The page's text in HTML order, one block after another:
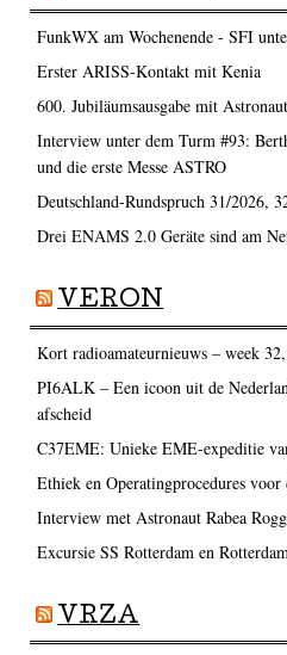
FunkWX am Wochenende - SFI
Erster ARISS-Kontakt mit Kenia
600. Jubiläumsausgabe mit
Interview unter dem Turm #93:
und die erste Messe ASTRO
Deutschland-Rundspruch 31/2026,
Drei ENAMS 2.0 Geräte sind am
VERON
Kort radioamateurnieuws – week
PI6ALK – Een icoon uit de
afscheid
C37EME: Unieke EME-expeditie
Ethiek en Operatingprocedures voor
Interview met Astronaut Rabea
Excursie SS Rotterdam en
VRZA